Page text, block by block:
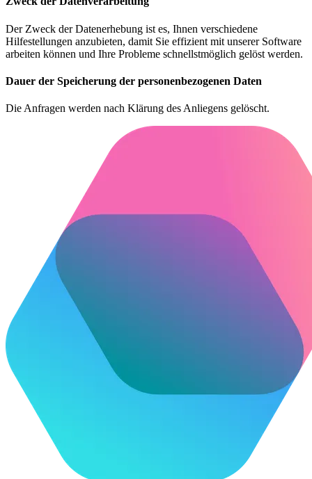
Der Zweck der Datenerhebung ist es, Ihnen verschiedene
Hilfestellungen anzubieten, damit Sie effizient mit unserer Software
arbeiten können und Ihre Probleme schnellstmöglich gelöst werden.
Dauer der Speicherung der personenbezogenen Daten
Die Anfragen werden nach Klärung des Anliegens gelöscht.